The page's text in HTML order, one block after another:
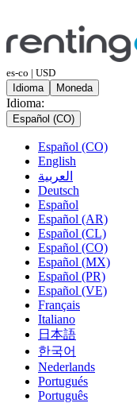
es-co | USD
Idioma
Moneda
Idioma:
Español (CO)
Español (CO)
English
العربية
Deutsch
Español
Español (AR)
Español (CL)
Español (CO)
Español (MX)
Español (PR)
Español (VE)
Français
Italiano
日本語
한국어
Nederlands
Portugués
Português